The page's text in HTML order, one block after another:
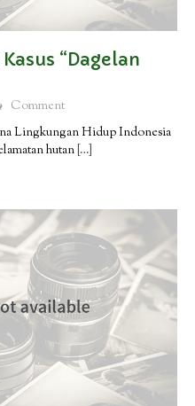
“Dagelan
Comment
Lingkungan Hidup Indonesia
hutan […]